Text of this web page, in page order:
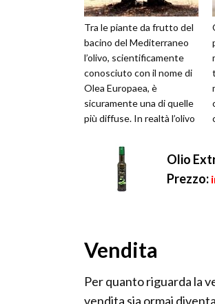
Tra le piante da frutto del
bacino del Mediterraneo
l’olivo, scientificamente
conosciuto con il nome di
Olea Europaea, è
sicuramente una di quelle
più diffuse. In realtà l’olivo
Olio
Prezzo:
Vendita
Per quanto riguarda la
vendita sia ormai